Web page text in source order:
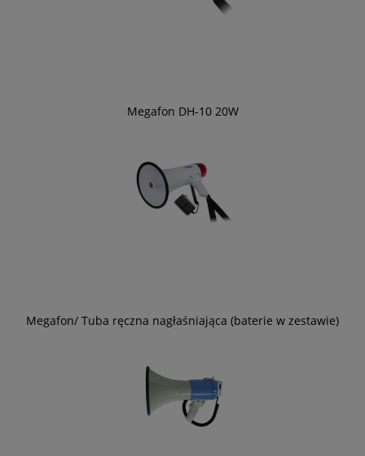
Megafon DH-10 20W
Megafon/ Tuba ręczna nagłaśniająca (baterie w zestawie)